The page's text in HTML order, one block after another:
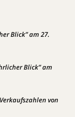
Blick” am 27.
Blick” am
von